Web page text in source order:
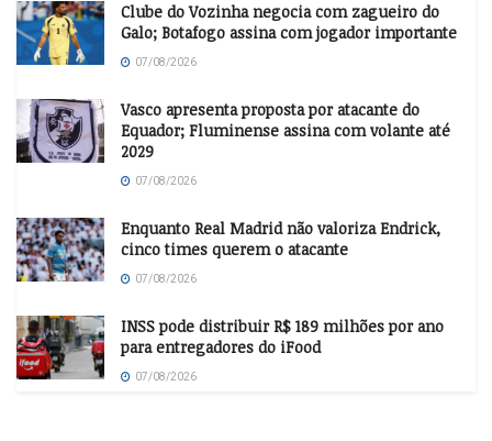
Clube do Vozinha negocia com zagueiro do
Galo; Botafogo assina com jogador importante
07/08/2026
Vasco apresenta proposta por atacante do
Equador; Fluminense assina com volante até
2029
07/08/2026
Enquanto Real Madrid não valoriza Endrick,
cinco times querem o atacante
07/08/2026
INSS pode distribuir R$ 189 milhões por ano
para entregadores do iFood
07/08/2026